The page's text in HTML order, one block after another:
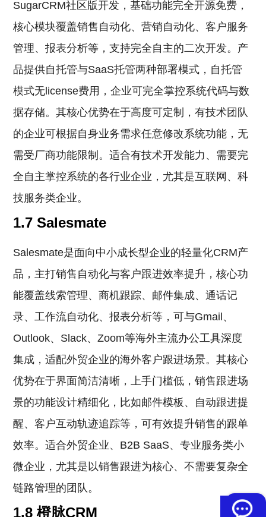
SugarCRM社区版开发，基础功能完全开源免费，
核心模块覆盖销售自动化、营销自动化、客户服务
管理、报表分析等，支持完全自主的二次开发。产
品提供自托管与SaaS托管两种部署模式，自托管
模式无license费用，企业可完全掌控系统代码与数
据存储。其核心优势在于高度可定制，有技术团队
的企业可根据自身业务需求任意修改系统功能，无
需受厂商功能限制。适合有技术开发能力、需要完
全自主掌控系统的各行业企业，尤其是互联网、科
技服务类企业。
1.7 Salesmate
Salesmate是面向中小成长型企业的轻量化CRM产
品，主打销售自动化与客户跟进效率提升，核心功
能覆盖线索管理、商机跟踪、邮件集成、通话记
录、工作流自动化、报表分析等，可与Gmail、
Outlook、Slack、Zoom等海外主流办公工具深度
集成，适配外贸企业的海外客户跟进场景。其核心
优势在于界面简洁清晰，上手门槛低，销售跟进场
景的功能设计精细化，比如邮件模板、自动跟进提
醒、客户互动轨迹追踪等，可有效提升销售的跟单
效率。适合外贸企业、B2B SaaS、专业服务类小
微企业，尤其是以销售跟进为核心、不需要复杂全
链路管理的团队。
1.8 橙脉CRM